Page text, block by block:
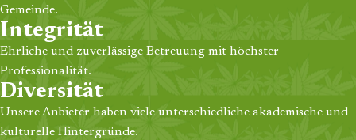
Gemeinde.
Integrität
Ehrliche und zuverlässige Betreuung mit höchster
Professionalität.
Diversität
Unsere Anbieter haben viele unterschiedliche akademische und
kulturelle Hintergründe.